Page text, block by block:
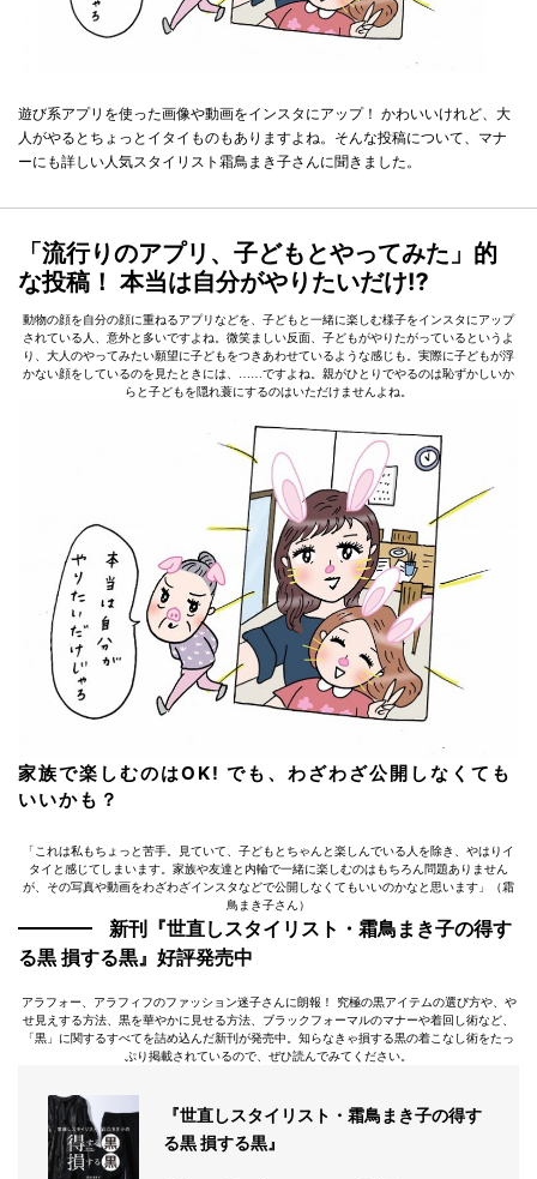
遊び系アプリを使った画像や動画をインスタにアップ！ かわいいけれど、大
人がやるとちょっとイタイものもありますよね。そんな投稿について、マナ
ーにも詳しい人気スタイリスト霜鳥まき子さんに聞きました。
「流行りのアプリ、子どもとやってみた」的
な投稿！ 本当は自分がやりたいだけ⁉
動物の顔を自分の顔に重ねるアプリなどを、子どもと一緒に楽しむ様子をインスタにアップ
されている人、意外と多いですよね。微笑ましい反面、子どもがやりたがっているというよ
り、大人のやってみたい願望に子どもをつきあわせているような感じも。実際に子どもが浮
かない顔をしているのを見たときには、……ですよね。親がひとりでやるのは恥ずかしいか
らと子どもを隠れ蓑にするのはいただけませんよね。
家族で楽しむのはOK! でも、わざわざ公開しなくても
いいかも？
「これは私もちょっと苦手。見ていて、子どもとちゃんと楽しんでいる人を除き、やはりイ
タイと感じてしまいます。家族や友達と内輪で一緒に楽しむのはもちろん問題ありません
が、その写真や動画をわざわざインスタなどで公開しなくてもいいのかなと思います」（霜
鳥まき子さん）
新刊
『世直しスタイリスト・霜鳥まき子の得す
る黒 損する黒』 好評発売中
アラフォー、アラフィフのファッション迷子さんに朗報！ 究極の黒アイテムの選び方や、や
せ見えする方法、黒を華やかに見せる方法、ブラックフォーマルのマナーや着回し術など、
「黒」に関するすべてを詰め込んだ新刊が発売中。知らなきゃ損する黒の着こなし術をたっ
ぷり掲載されているので、ぜひ読んでみてください。
『世直しスタイリスト・霜鳥まき子の得す
る黒 損する黒』